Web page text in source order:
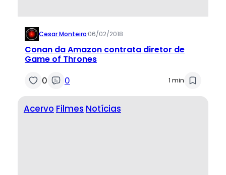
Cesar Monteiro·06/02/2018
Conan da Amazon contrata diretor de
Game of Thrones
0 0 1 min
Acervo Filmes Notícias